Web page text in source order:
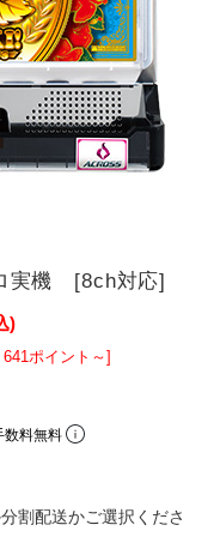
実機 [8ch対応]
)
ポイント～]
数料無料
割配送かご選択くださ